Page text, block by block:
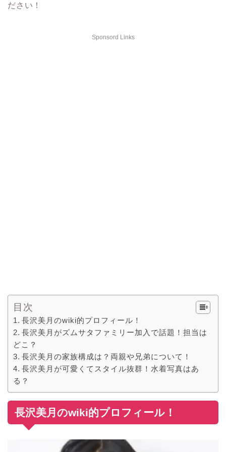
ださい！
Sponsord Links
目次
長沢美月のwiki的プロフィール！
長沢美月がズムサタファミリー加入で話題！担当は
どこ？
長沢美月の家族構成は？両親や兄弟について！
長沢美月が可愛くてスタイル抜群！水着写真はあ
る？
長沢美月のwiki的プロフィール！